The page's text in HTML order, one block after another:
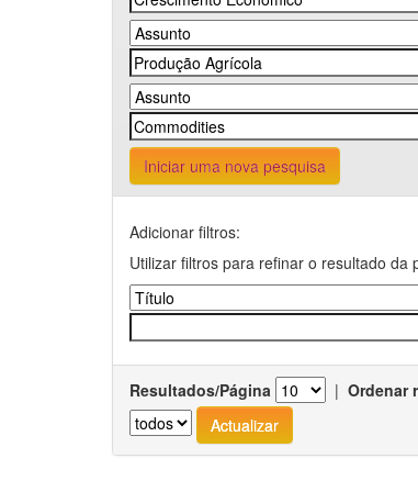
Iniciar uma nova pesquisa
Adicionar filtros:
Utilizar filtros para refinar o resultado da
Resultados/Página | Ordenar